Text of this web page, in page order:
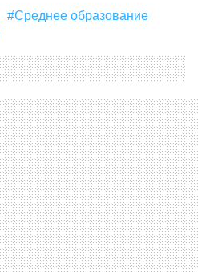
#среднее образование